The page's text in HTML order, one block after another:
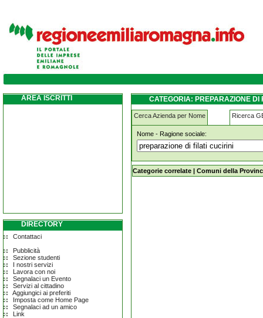
preparazione-di-filati-cucirini castelvetro-
AREA ISCRITTI
DIRECTORY
Contattaci
Pubblicità
Sezione studenti
I nostri servizi
Lavora con noi
Segnalaci un Evento
Servizi al cittadino
Aggiungici ai preferiti
Imposta come Home Page
Segnalaci ad un amico
Link
CATEGORIA: PREPARAZIONE DI
Cerca Azienda per Nome Ricerca
Nome - Ragione sociale:
preparazione-di-filati-cucirini
Categorie correlate | Comuni della